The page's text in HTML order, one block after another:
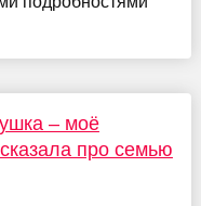
– моё
про семью